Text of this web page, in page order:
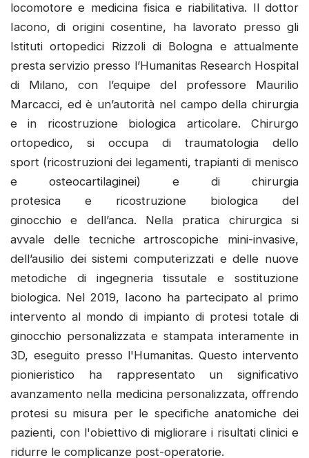
locomotore e medicina fisica e riabilitativa. Il dottor
Iacono, di origini cosentine, ha lavorato presso gli
Istituti ortopedici Rizzoli di Bologna e attualmente
presta servizio presso l’Humanitas Research Hospital
di Milano, con l’equipe del professore Maurilio
Marcacci, ed è un’autorità nel campo della chirurgia
e in ricostruzione biologica articolare. Chirurgo
ortopedico, si occupa di traumatologia dello
sport (ricostruzioni dei legamenti, trapianti di menisco
e osteocartilaginei) e di chirurgia
protesica e ricostruzione biologica del
ginocchio e dell’anca. Nella pratica chirurgica si
avvale delle tecniche artroscopiche mini-invasive,
dell’ausilio dei sistemi computerizzati e delle nuove
metodiche di ingegneria tissutale e sostituzione
biologica. Nel 2019, Iacono ha partecipato al primo
intervento al mondo di impianto di protesi totale di
ginocchio personalizzata e stampata interamente in
3D, eseguito presso l'Humanitas. Questo intervento
pionieristico ha rappresentato un significativo
avanzamento nella medicina personalizzata, offrendo
protesi su misura per le specifiche anatomiche dei
pazienti, con l'obiettivo di migliorare i risultati clinici e
ridurre le complicanze post-operatorie.